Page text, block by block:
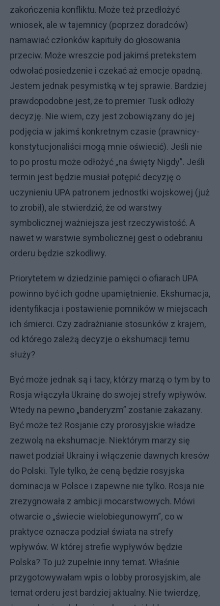
zakończenia konfliktu. Może też przedłożyć
wniosek, ale w tajemnicy (poprzez doradców)
namawiać członków kapituły do głosowania
przeciw. Może wreszcie pod jakimś pretekstem
odwołać posiedzenie i czekać aż emocje opadną.
Jestem jednak pesymistką w tej sprawie. Bardziej
prawdopodobne jest, że to premier Tusk odłoży
decyzję. Nie wiem, czy jest zobowiązany do jej
podjęcia w jakimś konkretnym czasie (prawnicy-
konstytucjonaliści mogą mnie oświecić). Jeśli nie
to po prostu może odłożyć „na święty Nigdy”. Jeśli
termin jest będzie musiał potępić decyzję o
uczynieniu UPA patronem jednostki wojskowej (już
to zrobił), ale stwierdzić, że od warstwy
symbolicznej ważniejsza jest rzeczywistość. A
nawet w warstwie symbolicznej gest o odebraniu
orderu będzie szkodliwy.
Priorytetem w dziedzinie pamięci o ofiarach UPA
powinno być ich godne upamiętnienie. Ekshumacja,
identyfikacja i postawienie pomników w miejscach
ich śmierci. Czy zadrażnianie stosunków z krajem,
od którego zależą decyzje o ekshumacji temu
służy?
Być może jednak są i tacy, którzy marzą o tym by to
Rosja włączyła Ukrainę do swojej strefy wpływów.
Wtedy na pewno „banderyzm” zostanie zakazany.
Być może też Rosjanie czy prorosyjskie władze
zezwolą na ekshumacje. Niektórym marzy się
nawet podział Ukrainy i włączenie dawnych kresów
do Polski. Tyle tylko, że ceną będzie rosyjska
dominacja w Polsce i zapewne nie tylko. Rosja nie
zrezygnowała z ambicji mocarstwowych. Mówi
otwarcie o „świecie wielobiegunowym”, co w
praktyce oznacza podział świata na strefy
wpływów. W której strefie wypływów będzie
Polska? To już zupełnie inny temat. Właśnie
przygotowywałam wpis o lobby prorosyjskim, ale
temat orderu jest bardziej aktualny. Nie twierdzę,